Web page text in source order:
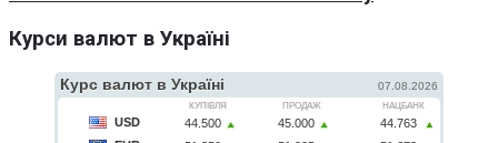
Курси валют в Україні